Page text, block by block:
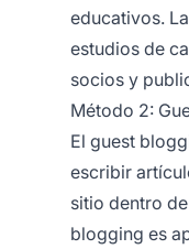
educativos.
estudios de
socios y
Método 2:
El guest
escribir
sitio dentro
blogging es